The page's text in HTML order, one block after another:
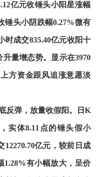
亿元收锤头小阳星涨幅
锤头小阴跌幅0.27%微有
时成交835.40亿元收阳十
量增态势。显示在3970
方资金跟风追涨意愿淡
反弹，放量收假阳。日K
实体8.11点的锤头假小
12270.70亿元，较前日成
1.28%有小幅放大，呈价